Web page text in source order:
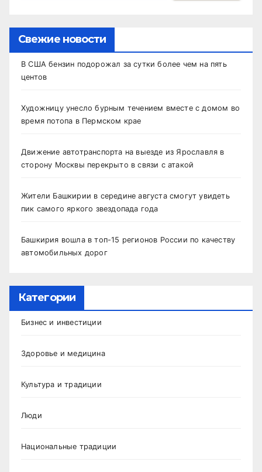
Свежие новости
В США бензин подорожал за сутки более чем на пять
центов
Художницу унесло бурным течением вместе с домом во
время потопа в Пермском крае
Движение автотранспорта на выезде из Ярославля в
сторону Москвы перекрыто в связи с атакой
Жители Башкирии в середине августа смогут увидеть
пик самого яркого звездопада года
Башкирия вошла в топ-15 регионов России по качеству
автомобильных дорог
Категории
Бизнес и инвестиции
Здоровье и медицина
Культура и традиции
Люди
Национальные традиции